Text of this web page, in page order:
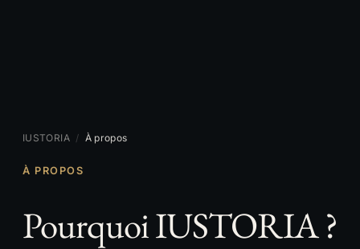
IUSTORIA / À propos
À PROPOS
Pourquoi IUSTORIA ?